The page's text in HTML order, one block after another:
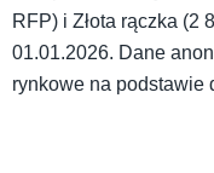
RFP) i Złota rączka (2
01.01.2026. Dane
rynkowe na podstawie